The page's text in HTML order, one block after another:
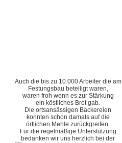
Auch die bis zu 10.000 Arbeiter die am
Festungsbau beteiligt waren,
waren froh wenn es zur Stärkung
ein köstliches Brot gab.
Die ortsansässigen Bäckereien
konnten schon damals auf die
örtlichen Mehle zurückgreifen.
Für die regelmäßige Unterstützung
bedanken wir uns herzlich bei der